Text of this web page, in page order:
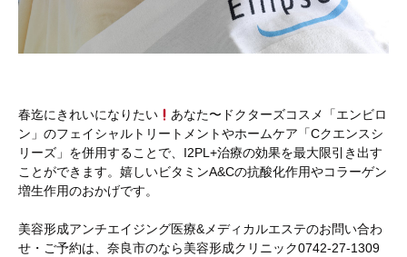
春迄にきれいになりたい
あなた〜ドクターズコスメ「エンビロ
ン」のフェイシャルトリートメントやホームケア「Cクエンスシ
リーズ」を併用することで、I2PL+治療の効果を最大限引き出す
ことができます。嬉しいビタミンA&Cの抗酸化作用やコラーゲン
増生作用のおかげです。
美容形成アンチエイジング医療&メディカルエステのお問い合わ
せ・ご予約は、奈良市のなら美容形成クリニック0742-27-1309